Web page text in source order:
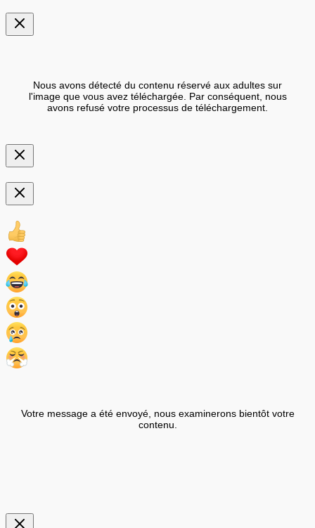
Nous avons détecté du contenu réservé aux adultes sur
l'image que vous avez téléchargée. Par conséquent, nous
avons refusé votre processus de téléchargement.
Votre message a été envoyé, nous examinerons bientôt votre
contenu.